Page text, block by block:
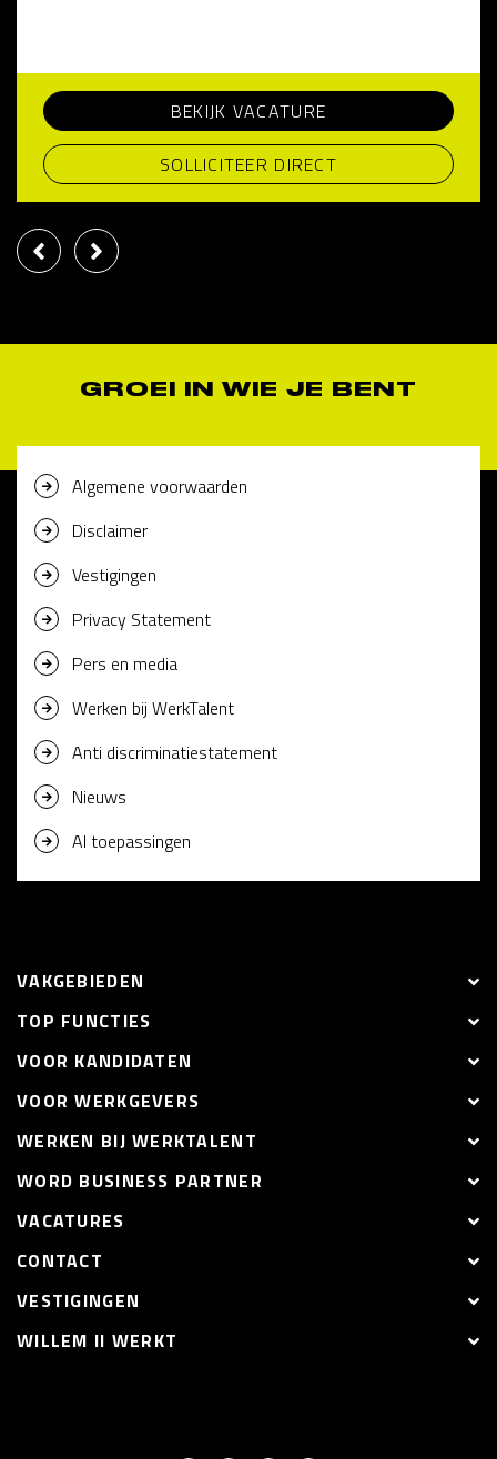
BEKIJK VACATURE
SOLLICITEER DIRECT
GROEI IN WIE JE BENT
Algemene voorwaarden
Disclaimer
Vestigingen
Privacy Statement
Pers en media
Werken bij WerkTalent
Anti discriminatiestatement
Nieuws
AI toepassingen
VAKGEBIEDEN
TOP FUNCTIES
VOOR KANDIDATEN
VOOR WERKGEVERS
WERKEN BIJ WERKTALENT
WORD BUSINESS PARTNER
VACATURES
CONTACT
VESTIGINGEN
WILLEM II WERKT